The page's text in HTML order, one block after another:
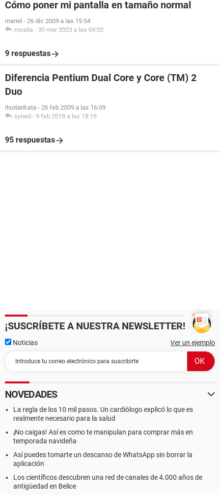
Cómo poner mi pantalla en tamaño normal
mariel - 26 dic 2009 a las 19:54
rosalia - 30 mar 2023 a las 04:02
9 respuestas
Diferencia Pentium Dual Core y Core (TM) 2
Duo
itsotarikata - 26 feb 2009 a las 16:09
syned - 9 feb 2018 a las 18:16
95 respuestas
¡SUSCRÍBETE A NUESTRA NEWSLETTER!
Noticias Ver un ejemplo
NOVEDADES
La regla de los 10 mil pasos. Un cardiólogo explicó lo que es
realmente necesario para la salud
¡No caigas! Así es como te manipulan para comprar más en
temporada navideña
Así puedes tomarte un descanso de WhatsApp sin borrar la
aplicación
Los científicos descubren una red de canales de 4.000 años de
antigüedad en Belice